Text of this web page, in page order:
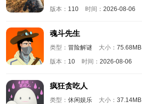
版本： 110 时间： 2026-08-06
魂斗先生
类型： 冒险解谜 大小： 75.68MB
版本： 10 时间： 2026-08-06
疯狂贪吃人
类型： 休闲娱乐 大小： 37.14MB